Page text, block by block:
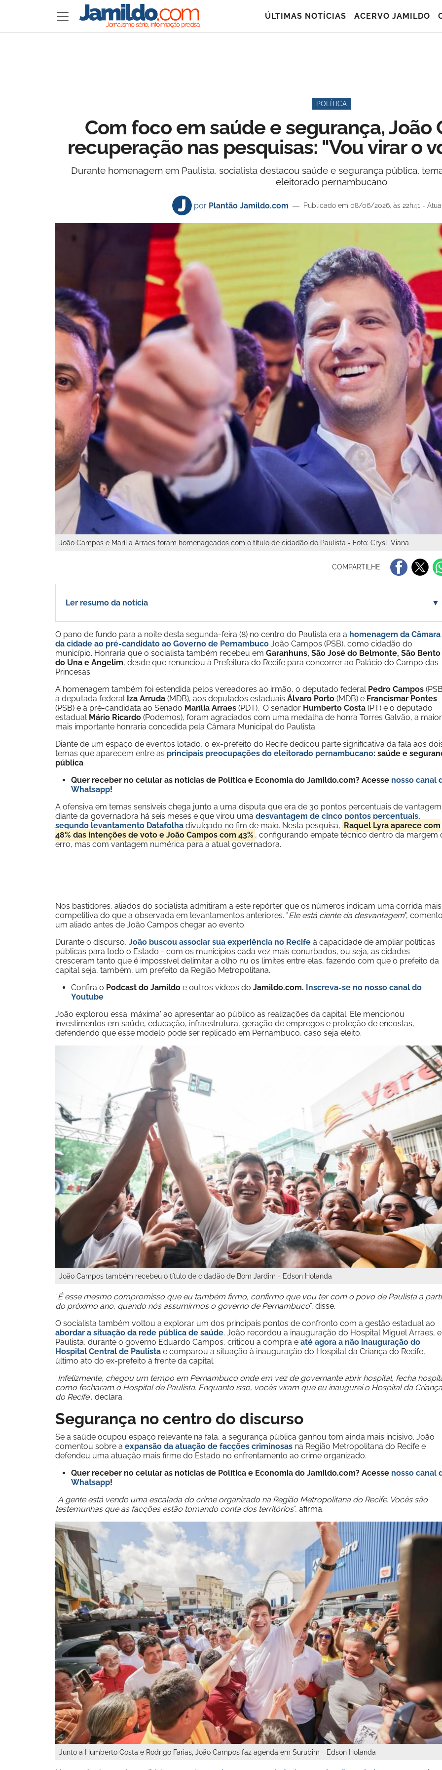
ÚLTIMAS NOTÍCIAS ACERVO JAMILDO
POLÍTICA
Com foco em saúde e segurança, João
recuperação nas pesquisas: "Vou virar o
Durante homenagem em Paulista, socialista destacou saúde e segurança pública,
eleitorado pernambucano
por Plantão Jamildo.com Publicado em 08/06/2026, às 22h41 -
João Campos e Marília Arraes foram homenageados com o título de cidadão do Paulista - Foto: Crysli Viana
COMPARTILHE:
Ler resumo da notícia ▼
O pano de fundo para a noite desta segunda-feira (8) no centro do Paulista era a homenagem da Câmara
da cidade ao pré-candidato ao Governo de Pernambuco João Campos (PSB), como cidadão do
município. Honraria que o socialista também recebeu em Garanhuns, São José do Belmonte, São Bento
do Una e Angelim, desde que renunciou à Prefeitura do Recife para concorrer ao Palácio do Campo das
Princesas.
A homenagem também foi estendida pelos vereadores ao irmão, o deputado federal Pedro Campos
à deputada federal Iza Arruda (MDB), aos deputados estaduais Álvaro Porto (MDB) e Francismar Pontes
(PSB) e à pré-candidata ao Senado Marília Arraes (PDT). O senador Humberto Costa (PT) e o deputado
estadual Mário Ricardo (Podemos), foram agraciados com uma medalha de honra Torres Galvão, a
mais importante honraria concedida pela Câmara Municipal do Paulista.
Diante de um espaço de eventos lotado, o ex-prefeito do Recife dedicou parte significativa da fala aos
temas que aparecem entre as principais preocupações do eleitorado pernambucano: saúde e
pública.
Quer receber no celular as notícias de Política e Economia do Jamildo.com? Acesse nosso canal
Whatsapp!
A ofensiva em temas sensíveis chega junto a uma disputa que era de 30 pontos percentuais de vantagem
diante da governadora há seis meses e que virou uma desvantagem de cinco pontos percentuais,
segundo levantamento Datafolha divulgado no fim de maio. Nesta pesquisa, Raquel Lyra aparece com
48% das intenções de voto e João Campos com 43% , configurando empate técnico dentro da margem
erro, mas com vantagem numérica para a atual governadora.
Nos bastidores, aliados do socialista admitiram a este repórter que os números indicam uma corrida mais
competitiva do que a observada em levantamentos anteriores. "Ele está ciente da desvantagem",
um aliado antes de João Campos chegar ao evento.
Durante o discurso, João buscou associar sua experiência no Recife à capacidade de ampliar políticas
públicas para todo o Estado - com os municípios cada vez mais conurbados, ou seja, as cidades
cresceram tanto que é impossível delimitar a olho nu os limites entre elas, fazendo com que o prefeito da
capital seja, também, um prefeito da Região Metropolitana.
Confira o Podcast do Jamildo e outros vídeos do Jamildo.com. Inscreva-se no nosso canal do
Youtube
João explorou essa 'máxima' ao apresentar ao público as realizações da capital. Ele mencionou
investimentos em saúde, educação, infraestrutura, geração de empregos e proteção de encostas,
defendendo que esse modelo pode ser replicado em Pernambuco, caso seja eleito.
João Campos também recebeu o título de cidadão de Bom Jardim - Edson Holanda
“É esse mesmo compromisso que eu também firmo, confirmo que vou ter com o povo de Paulista a
do próximo ano, quando nós assumirmos o governo de Pernambuco”, disse.
O socialista também voltou a explorar um dos principais pontos de confronto com a gestão estadual ao
abordar a situação da rede pública de saúde. João recordou a inauguração do Hospital Miguel Arraes,
Paulista, durante o governo Eduardo Campos, criticou a compra e até agora a não inauguração do
Hospital Central de Paulista e comparou a situação à inauguração do Hospital da Criança do Recife,
último ato do ex-prefeito à frente da capital.
“Infelizmente, chegou um tempo em Pernambuco onde em vez de governante abrir hospital, fecha
como fecharam o Hospital de Paulista. Enquanto isso, vocês viram que eu inaugurei o Hospital da Criança
do Recife”, declara.
Segurança no centro do discurso
Se a saúde ocupou espaço relevante na fala, a segurança pública ganhou tom ainda mais incisivo. João
comentou sobre a expansão da atuação de facções criminosas na Região Metropolitana do Recife e
defendeu uma atuação mais firme do Estado no enfrentamento ao crime organizado.
Quer receber no celular as notícias de Política e Economia do Jamildo.com? Acesse nosso canal
Whatsapp!
“A gente está vendo uma escalada do crime organizado na Região Metropolitana do Recife. Vocês são
testemunhas que as facções estão tomando conta dos territórios”, afirma.
Junto a Humberto Costa e Rodrigo Farias, João Campos faz agenda em Surubim - Edson Holanda